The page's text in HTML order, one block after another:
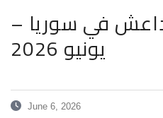
في سوريا –
يونيو 2026
June 6, 2026